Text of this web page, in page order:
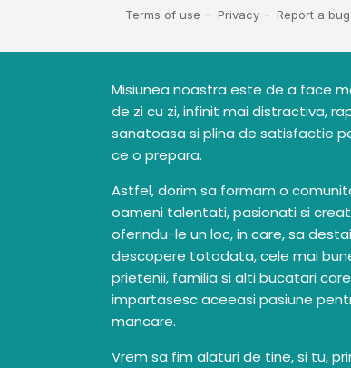
Misiunea noastra este de a face
de zi cu zi, infinit mai distractiva,
sanatoasa si plina de satisfactie
ce o prepara.
Astfel, dorim sa formam o
oameni talentati, pasionati si
oferindu-le un loc, in care, sa
descopere totodata, cele mai
prietenii, familia si alti bucatari care
impartasesc aceeasi pasiune
mancare.
Vrem sa fim alaturi de tine, si tu,